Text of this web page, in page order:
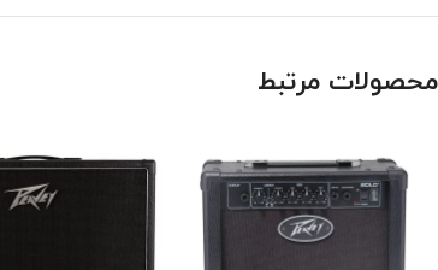
محصولات مرتبط